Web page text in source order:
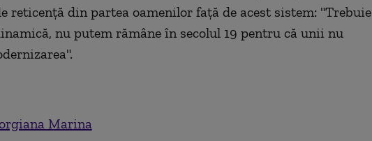
reticență din partea oamenilor față de acest sistem: "Trebuie
nu putem rămâne în secolul 19 pentru că unii nu
Marina